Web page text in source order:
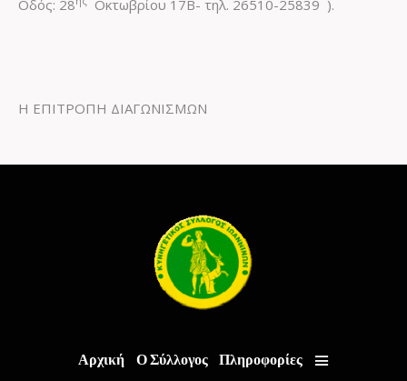
Οδός: 28
Οκτωβρίου 17Β- τηλ. 26510-25839 ).
Η ΕΠΙΤΡΟΠΗ ΔΙΑΓΩΝΙΣΜΩΝ
Αρχική Ο Σύλλογος Πληροφορίες